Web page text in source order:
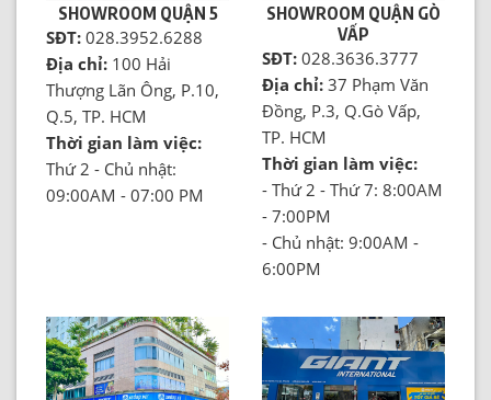
SHOWROOM QUẬN 5
SĐT: 028.3952.6288
Địa chỉ: 100 Hải
Thượng Lãn Ông, P.10,
Q.5, TP. HCM
Thời gian làm việc:
Thứ 2 - Chủ nhật:
09:00AM - 07:00 PM
SHOWROOM QUẬN GÒ
VẤP
SĐT: 028.3636.3777
Địa chỉ: 37 Phạm Văn
Đồng, P.3, Q.Gò Vấp,
TP. HCM
Thời gian làm việc:
- Thứ 2 - Thứ 7: 8:00AM
- 7:00PM
- Chủ nhật: 9:00AM -
6:00PM